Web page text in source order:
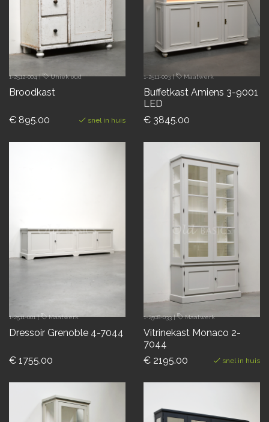
1-2512-004| Uniek oud
Broodkast
€ 895.00 snel in huis
1-2511-003| Maatwerk
Buffetkast Amiens 3-9001
LED
€ 3845.00
1-2511-001| Maatwerk
Dressoir Grenoble 4-7044
€ 1755.00
1-2508-033| Maatwerk
Vitrinekast Monaco 2-
7044
€ 2195.00
snel in huis